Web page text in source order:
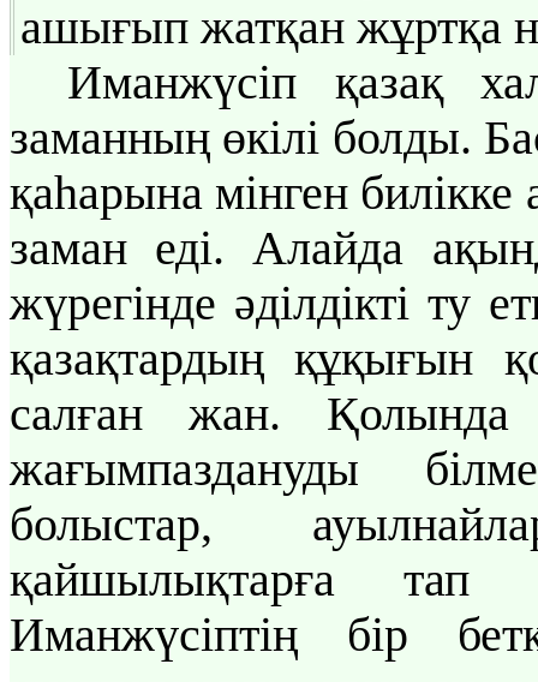
ашығып жатқан жұртқа
Иманжүсіп қазақ
заманның өкілі болды.
қаһарына мінген
заман еді. Алайда
жүрегінде әділдікті ту
қазақтардың құқығын
салған жан. Қолында
жағымпаздануды
болыстар,
қайшылықтарға
Иманжүсіптің бір